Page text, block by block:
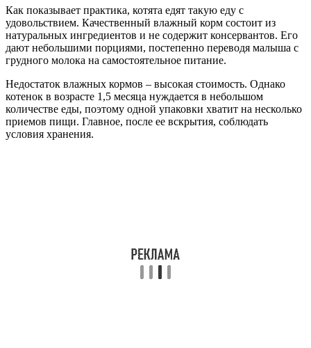
Как показывает практика, котята едят такую еду с
удовольствием. Качественный влажный корм состоит из
натуральных ингредиентов и не содержит консервантов. Его
дают небольшими порциями, постепенно переводя малыша с
грудного молока на самостоятельное питание.
Недостаток влажных кормов – высокая стоимость. Однако
котенок в возрасте 1,5 месяца нуждается в небольшом
количестве еды, поэтому одной упаковки хватит на несколько
приемов пищи. Главное, после ее вскрытия, соблюдать
условия хранения.